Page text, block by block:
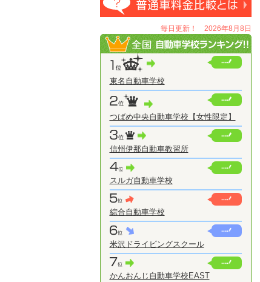
毎日更新！ 2026年8月8日
東名自動車学校
つばめ中央自動車学校【女性限定】
信州伊那自動車教習所
スルガ自動車学校
綜合自動車学校
米沢ドライビングスクール
かんおんじ自動車学校EAST